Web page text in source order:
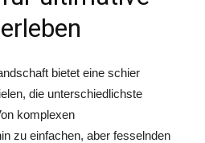
bietet eine schier
die unterschiedlichste
komplexen
zu einfachen, aber fesselnden